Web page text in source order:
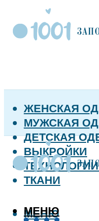
ЖЕНСКАЯ
МУЖСКАЯ
ДЕТСКАЯ
ВЫКРОЙКИ
ТКАНИ
МЕНЮ
МЕНЮ